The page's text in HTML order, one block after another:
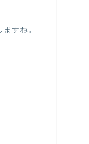
すね。